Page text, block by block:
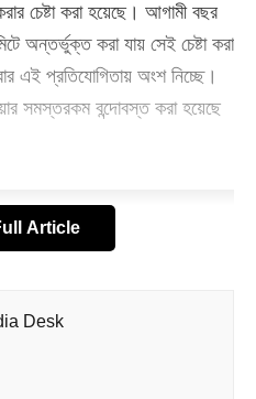
চেষ্টা করা হয়েছে। আগামী বছর
অন্তর্ভুক্ত করা যায় সেই চেষ্টা করা
এই প্রতিযোগিতায় অংশ নিচ্ছে।
সমস্তরকম বন্দোবস্ত করা হয়েছে
Article
Desk